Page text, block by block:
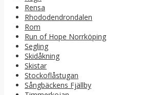
Rensa
Rhododendrondalen
Rom
Run of Hope Norrköping
Segling
Skidåkning
Skistar
Stockoflåstugan
Sångbäckens Fjällby